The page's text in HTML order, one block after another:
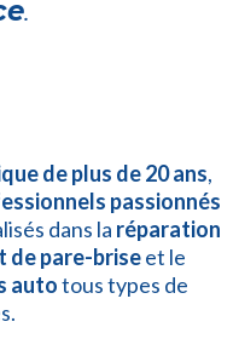
.
de plus de 20 ans,
passionnés
dans la réparation
de pare-briseet le
autotous types de